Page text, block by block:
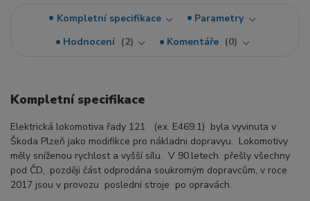
Kompletní specifikace
Parametry
Hodnocení
2 Komentáře 0
Kompletní specifikace
Elektrická lokomotiva řady 121 (ex. E469.1) byla vyvinuta v
Škoda Plzeň jako modifikce pro nákladni dopravyu. Lokomotivy
měly sníženou rychlost a vyšší sílu. V 90.letech přešly všechny
pod ČD, později část odprodána soukromým dopravcům, v roce
2017 jsou v provozu poslední stroje po opravách.